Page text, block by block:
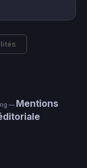
— Mentions